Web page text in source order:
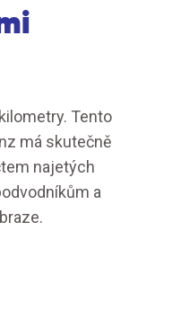
Tento
má skutečně
najetých
a